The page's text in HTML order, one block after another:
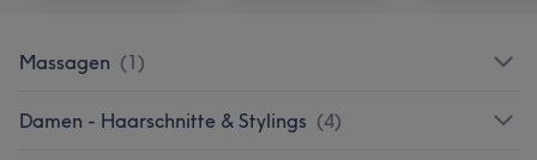
Massagen (1)
Damen - Haarschnitte & Stylings (4)